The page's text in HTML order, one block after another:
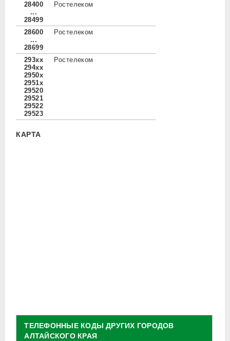
28400
...
28499
Ростелеком
28600
...
28699
Ростелеком
293xx
294xx
2950x
2951x
29520
29521
29522
29523
Ростелеком
КАРТА
ТЕЛЕФОННЫЕ КОДЫ ДРУГИХ ГОРОДОВ
АЛТАЙСКОГО КРАЯ